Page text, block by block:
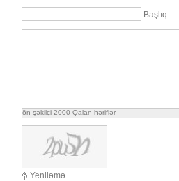
Başlıq
ön şəkilçi 2000 Qalan həriflər
Yeniləmə